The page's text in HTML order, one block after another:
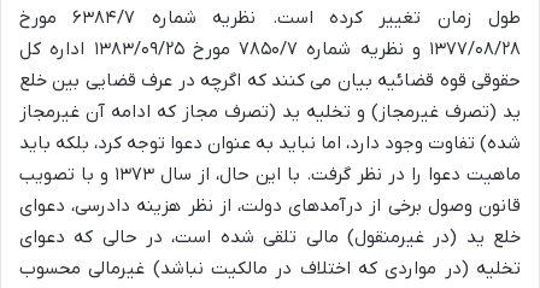
طول زمان تغییر کرده است. نظریه شماره ۶۳۸۴/۷ مورخ
۱۳۷۷/۰۸/۲۸ و نظریه شماره ۷۸۵۰/۷ مورخ ۱۳۸۳/۰۹/۲۵ اداره کل
حقوقی قوه قضائیه بیان می کنند که اگرچه در عرف قضایی بین خلع
ید (تصرف غیرمجاز) و تخلیه ید (تصرف مجاز که ادامه آن غیرمجاز
شده) تفاوت وجود دارد، اما نباید به عنوان دعوا توجه کرد، بلکه باید
ماهیت دعوا را در نظر گرفت. با این حال، از سال ۱۳۷۳ و با تصویب
قانون وصول برخی از درآمدهای دولت، از نظر هزینه دادرسی، دعوای
خلع ید (در غیرمنقول) مالی تلقی شده است، در حالی که دعوای
تخلیه (در مواردی که اختلاف در مالکیت نباشد) غیرمالی محسوب